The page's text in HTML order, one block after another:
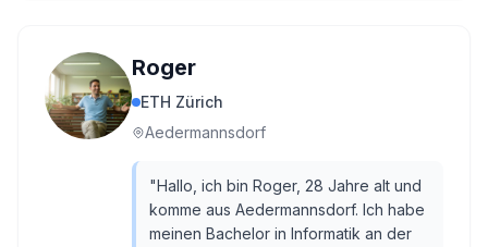
Roger
ETH Zürich
Aedermannsdorf
"Hallo, ich bin Roger, 28 Jahre alt und
komme aus Aedermannsdorf. Ich habe
meinen Bachelor in Informatik an der